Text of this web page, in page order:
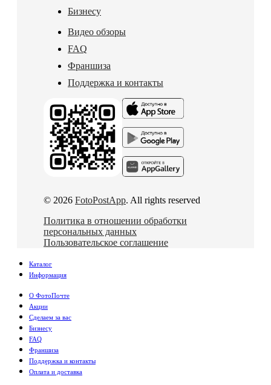
Бизнесу
Видео обзоры
FAQ
Франшиза
Поддержка и контакты
© 2026 FotoPostApp. All rights reserved
Политика в отношении обработки
персональных данных
Пользовательское соглашение
Каталог
Информация
О ФотоПочте
Акции
Сделаем за вас
Бизнесу
FAQ
Франшиза
Поддержка и контакты
Оплата и доставка